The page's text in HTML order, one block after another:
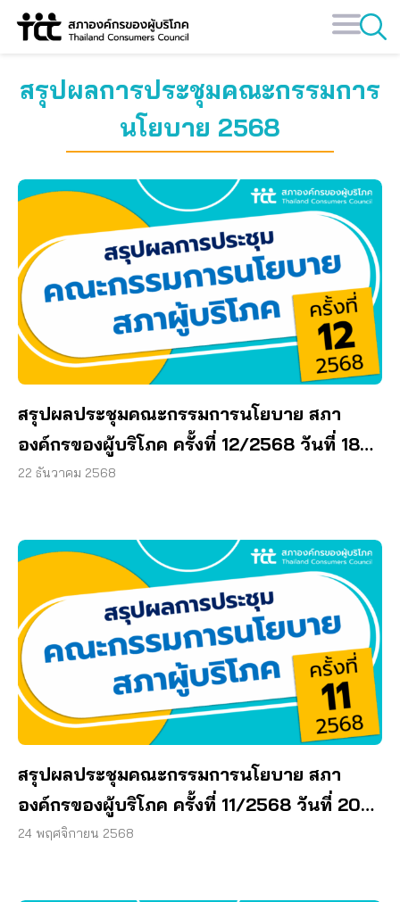
Skip
สรุปผลการประชุมคณะกรรมการ
นโยบาย 2568
สรุปผลประชุมคณะกรรมการนโยบาย สภา
องค์กรของผู้บริโภค ครั้งที่ 12/2568 วันที่ 18
ธันวาคม 2568
22 ธันวาคม 2568
สรุปผลประชุมคณะกรรมการนโยบาย สภา
องค์กรของผู้บริโภค ครั้งที่ 11/2568 วันที่ 20
พฤศจิกายน 2568
24 พฤศจิกายน 2568